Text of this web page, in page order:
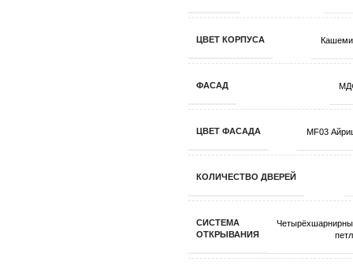
ЦВЕТ КОРПУСА
ФАСАД
ЦВЕТ ФАСАДА MF03
КОЛИЧЕСТВО ДВЕРЕЙ
СИСТЕМА
ОТКРЫВАНИЯ